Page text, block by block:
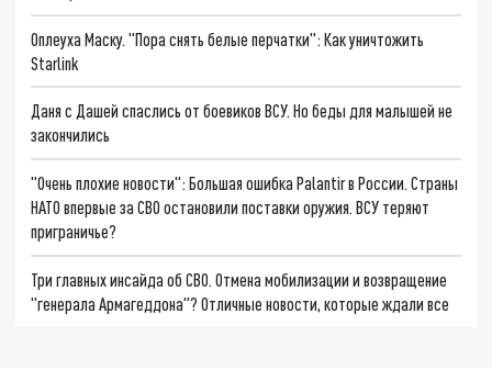
Оплеуха Маску. "Пора снять белые перчатки": Как уничтожить
Starlink
Даня с Дашей спаслись от боевиков ВСУ. Но беды для малышей не
закончились
"Очень плохие новости": Большая ошибка Palantir в России. Страны
НАТО впервые за СВО остановили поставки оружия. ВСУ теряют
приграничье?
Три главных инсайда об СВО. Отмена мобилизации и возвращение
"генерала Армагеддона"? Отличные новости, которые ждали все